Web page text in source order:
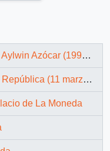
Azócar (1990-1994)
marzo 1990 – 11 marzo 1994)
de La Moneda